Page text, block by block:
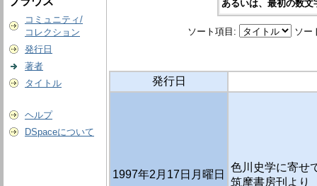
コミュニティ/
コレクション
発行日
著者
タイトル
ヘルプ
DSpaceについて
あるいは、最初の数
ソート項目: ソー
発行日
1997年2月17日月曜日
色川史学に寄せ
筑摩書房刊より